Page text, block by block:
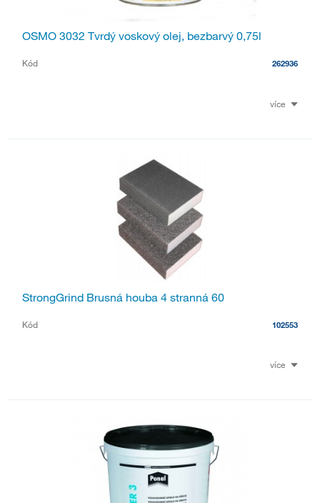
OSMO 3032 Tvrdý voskový olej, bezbarvý 0,75l
Kód 262936
více
StrongGrind Brusná houba 4 stranná 60
Kód 102553
více